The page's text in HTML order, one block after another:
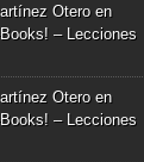
Oteroen
– Lecciones
Oteroen
– Lecciones